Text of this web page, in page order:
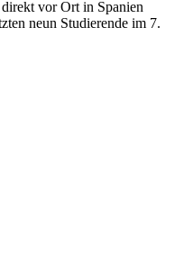
vor Ort in Spanien
neun Studierende im 7.